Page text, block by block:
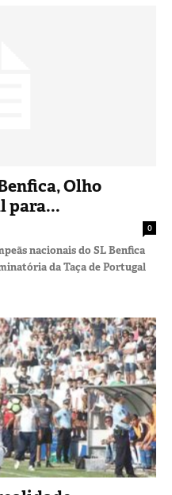
Olho
para...
0
nacionais do SL Benfica
da Taça de Portugal